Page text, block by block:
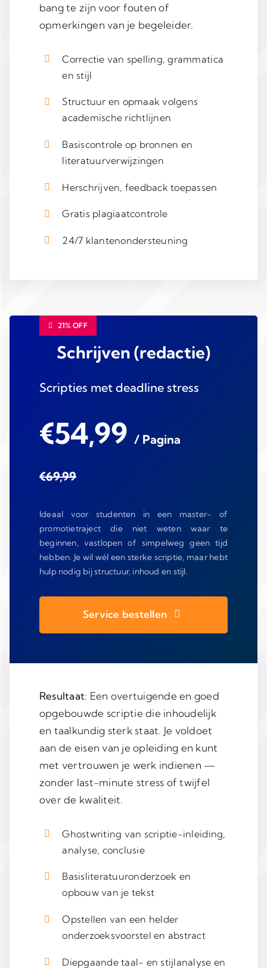
bang te zijn voor fouten of
opmerkingen van je begeleider.
Correctie van spelling, grammatica
en stijl
Structuur en opmaak volgens
academische richtlijnen
Basiscontrole op bronnen en
literatuurverwijzingen
Herschrijven, feedback toepassen
Gratis plagiaatcontrole
24/7 klantenondersteuning
21% OFF
Schrijven (redactie)
Scripties met deadline stress
€54,99 / Pagina
€69,99
Ideaal voor studenten in een master- of
promotietraject die niet weten waar te
beginnen, vastlopen of simpelweg geen tijd
hebben. Je wil wél een sterke scriptie, maar hebt
hulp nodig bij structuur, inhoud en stijl.
Service bestellen
Resultaat: Een overtuigende en goed
opgebouwde scriptie die inhoudelijk
en taalkundig sterk staat. Je voldoet
aan de eisen van je opleiding en kunt
met vertrouwen je werk indienen —
zonder last-minute stress of twijfel
over de kwaliteit.
Ghostwriting van scriptie-inleiding,
analyse, conclusie
Basisliteratuuronderzoek en
opbouw van je tekst
Opstellen van een helder
onderzoeksvoorstel en abstract
Diepgaande taal- en stijlanalyse en